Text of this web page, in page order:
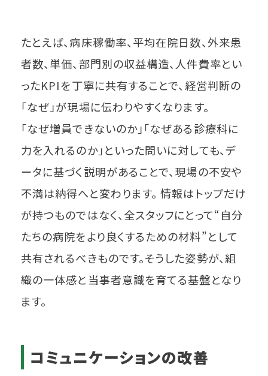
たとえば、病床稼働率、平均在院日数、外来患
者数、単価、部門別の収益構造、人件費率とい
ったKPIを丁寧に共有することで、経営判断の
「なぜ」が現場に伝わりやすくなります。
「なぜ増員できないのか」「なぜある診療科に
力を入れるのか」といった問いに対しても、デ
ータに基づく説明があることで、現場の不安や
不満は納得へと変わります。 情報はトップだけ
が持つものではなく、全スタッフにとって“自分
たちの病院をより良くするための材料”として
共有されるべきものです。そうした姿勢が、組
織の一体感と当事者意識を育てる基盤となり
ます。
コミュニケーションの改善